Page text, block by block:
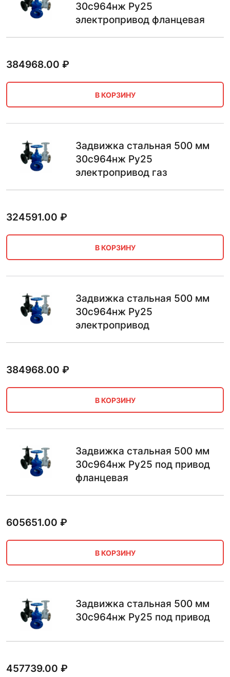
30с964нж Ру25
электропривод фланцевая
384968.00 ₽
В КОРЗИНУ
Задвижка стальная 500 мм
30с964нж Ру25
электропривод газ
324591.00 ₽
В КОРЗИНУ
Задвижка стальная 500 мм
30с964нж Ру25
электропривод
384968.00 ₽
В КОРЗИНУ
Задвижка стальная 500 мм
30с964нж Ру25 под привод
фланцевая
605651.00 ₽
В КОРЗИНУ
Задвижка стальная 500 мм
30с964нж Ру25 под привод
457739.00 ₽